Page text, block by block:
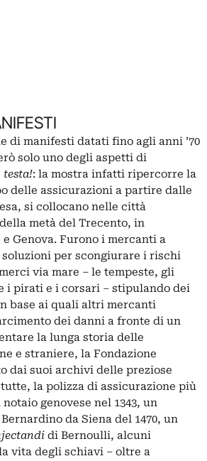
di manifesti datati fino agli anni ’70
solo uno degli aspetti di
testa!: la mostra infatti ripercorre la
delle assicurazioni a partire dalle
si collocano nelle città
metà del Trecento, in
Genova. Furono i mercanti a
per scongiurare i rischi
via mare – le tempeste, gli
i pirati e i corsari – stipulando dei
base ai quali altri mercanti
dei danni a fronte di un
la lunga storia delle
e straniere, la Fondazione
dai suoi archivi delle preziose
la polizza di assicurazione più
genovese nel 1343, un
da Siena del 1470, un
di Bernoulli, alcuni
vita degli schiavi – oltre a